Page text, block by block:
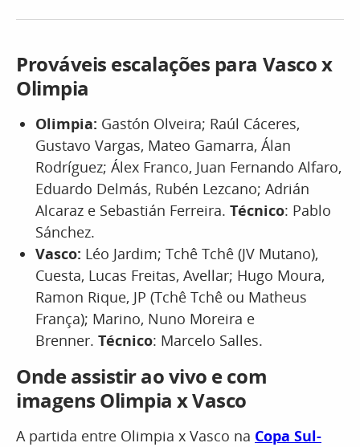
Prováveis escalações para Vasco x
Olimpia
Olimpia: Gastón Olveira; Raúl Cáceres,
Gustavo Vargas, Mateo Gamarra, Álan
Rodríguez; Álex Franco, Juan Fernando Alfaro,
Eduardo Delmás, Rubén Lezcano; Adrián
Alcaraz e Sebastián Ferreira. Técnico: Pablo
Sánchez.
Vasco: Léo Jardim; Tchê Tchê (JV Mutano),
Cuesta, Lucas Freitas, Avellar; Hugo Moura,
Ramon Rique, JP (Tchê Tchê ou Matheus
França); Marino, Nuno Moreira e
Brenner. Técnico: Marcelo Salles.
Onde assistir ao vivo e com
imagens Olimpia x Vasco
A partida entre Olimpia x Vasco na Copa Sul-